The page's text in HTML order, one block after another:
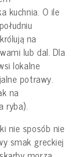
kuchnia. O ile
na
lub dal. Dla
lokalne
potrawy.
na
ryba).
nie sposób nie
smak greckiej